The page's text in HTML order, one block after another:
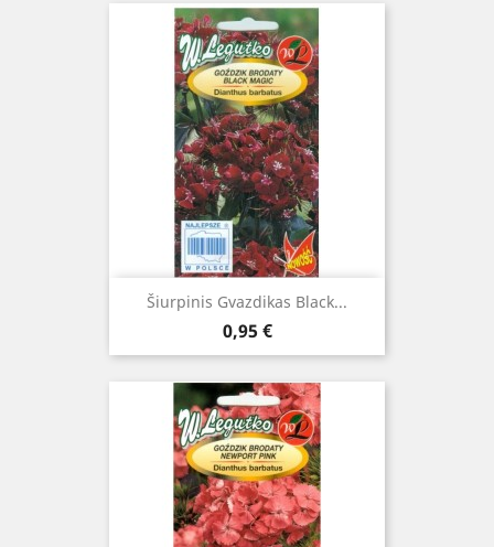
Šiurpinis Gvazdikas Black...
Kaina
0,95 €